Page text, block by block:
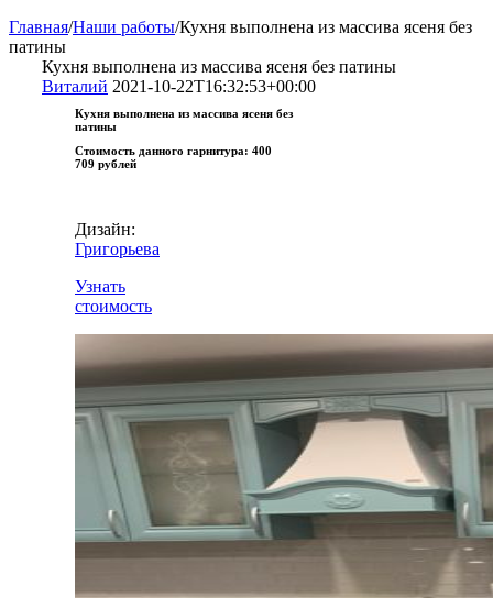
Главная/Наши работы/Кухня выполнена из массива ясеня без
патины
Кухня выполнена из массива ясеня без патины
Виталий 2021-10-22T16:32:53+00:00
Кухня выполнена из массива ясеня без
патины
Стоимость данного гарнитура: 400
709 рублей
Дизайн:
Григорьева
Узнать
стоимость